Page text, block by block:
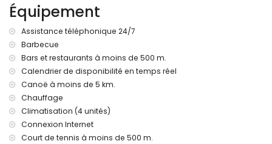
plage la plus proche: La Caleta de Dins, Javea (à moins de
1000 mètres de la villa)
port le plus proche: Aduanas del mar (à moins de 5
kilomètres de la villa)
parc le plus proche: Montgo, Javea (à moins de 10
kilomètres de la villa)
aéroport le plus proche: Alicante (à moins de 100 kilomètres
de la villa)
deuxième aéroport le plus proche: Valence (> 100
kilomètres)
fumer n'est pas autorisé
animaux non admis
Équipement
Assistance téléphonique 24/7
Barbecue
Bars et restaurants à moins de 500 m.
Calendrier de disponibilité en temps réel
Canoë à moins de 5 km.
Chauffage
Climatisation (4 unités)
Connexion Internet
Court de tennis à moins de 500 m.